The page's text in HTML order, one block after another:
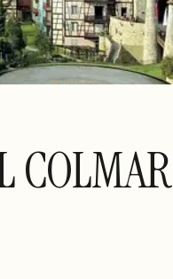
COLMAR